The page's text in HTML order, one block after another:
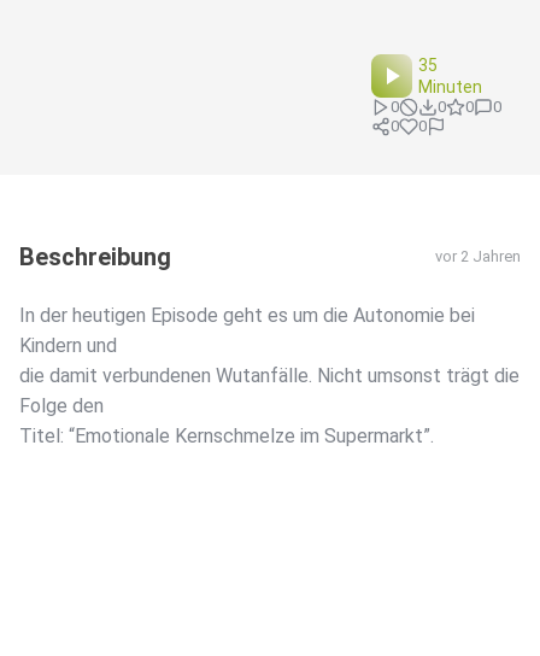
35
Minuten
0 0 0
0
0
0
Beschreibung vor 2 Jahren
In der heutigen Episode geht es um die Autonomie bei
Kindern und
die damit verbundenen Wutanfälle. Nicht umsonst trägt die
Folge den
Titel: “Emotionale Kernschmelze im Supermarkt”.